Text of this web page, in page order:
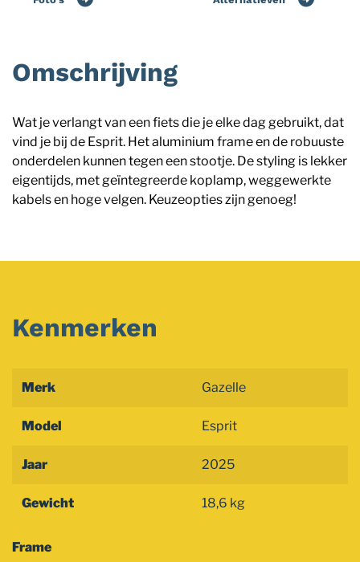
Omschrijving
Wat je verlangt van een fiets die je elke dag gebruikt, dat
vind je bij de Esprit. Het aluminium frame en de robuuste
onderdelen kunnen tegen een stootje. De styling is lekker
eigentijds, met geïntegreerde koplamp, weggewerkte
kabels en hoge velgen. Keuzeopties zijn genoeg!
Kenmerken
Merk Gazelle
Model Esprit
Jaar 2025
Gewicht 18,6 kg
Frame